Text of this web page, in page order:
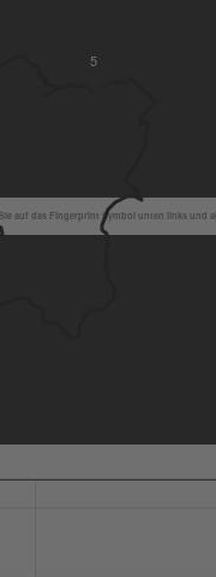
auf das Fingerprint Symbol unten links und
5